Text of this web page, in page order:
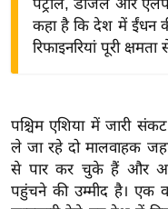
शे
ष
ज्ञ
रा
पेट्रोल, डीजल और
कहा है कि देश में ईंधन
रिफाइनरियां पूरी
पश्चिम एशिया में जारी
ले जा रहे दो मालवाहक
से पार कर चुके हैं और
पहुंचने की उम्मीद है। एक